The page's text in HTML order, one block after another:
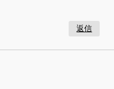
返信